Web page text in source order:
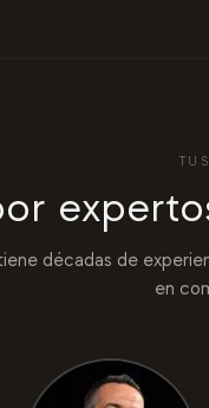
décadas de
en